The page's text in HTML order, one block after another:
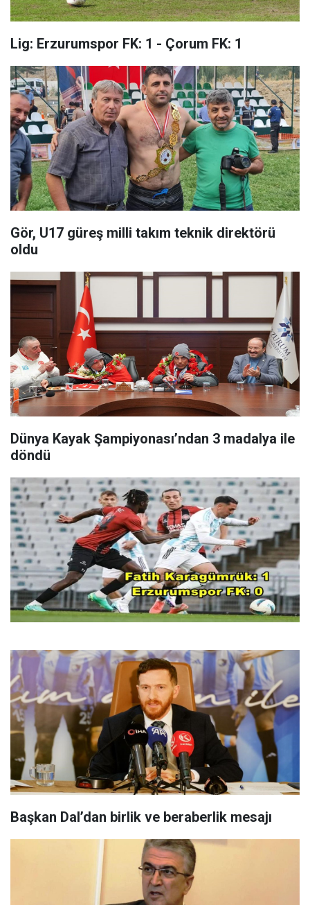
Lig: Erzurumspor FK: 1 - Çorum FK: 1
Gör, U17 güreş milli takım teknik direktörü
oldu
Dünya Kayak Şampiyonası’ndan 3 madalya ile
döndü
Başkan Dal’dan birlik ve beraberlik mesajı